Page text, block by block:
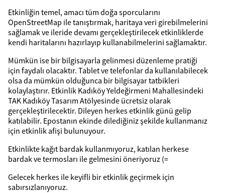
Etkinliğin temel, amacı tüm doğa sporcularını
OpenStreetMap ile tanıştırmak, haritaya veri girebilmelerini
sağlamak ve ileride devamı gerçekleştirilecek etkinliklerde
kendi haritalarını hazırlayıp kullanabilmelerini sağlamaktır.
Mümkün ise bir bilgisayarla gelinmesi düzenleme pratiği
için faydalı olacaktır. Tablet ve telefonlar da kullanılabilecek
olsa da mümkün olduğunca bir bilgisayar tatbikleri
kolaylaştırır. Etkinlik Kadıköy Yeldeğirmeni Mahallesindeki
TAK Kadıköy Tasarım Atölyesinde ücretsiz olarak
gerçekleştirilecektir. Dileyen herkes etkinlik günü gelip
katılabilir. Epostanın ekinde dilediğiniz şekilde kullanmanız
için etkinlik afişi bulunuyour.
Etkinlikte kağıt bardak kullanmıyoruz, katılan herkese
bardak ve termosları ile gelmesini öneriyoruz (=
Gelecek herkes ile keyifli bir etkinlik geçirmek için
sabırsızlanıyoruz.